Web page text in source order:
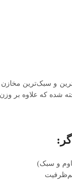
شده که علاوه بر
و سبک)